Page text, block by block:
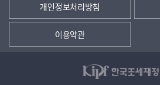
개인정보처리방침
이용약관